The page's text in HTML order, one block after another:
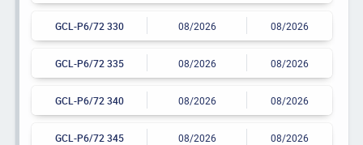
GCL-P6/72 330 08/2026 08/2026
GCL-P6/72 335 08/2026 08/2026
GCL-P6/72 340 08/2026 08/2026
GCL-P6/72 345 08/2026 08/2026